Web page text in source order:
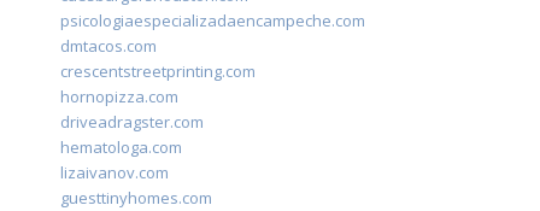
psicologiaespecializadaencampeche.com
dmtacos.com
crescentstreetprinting.com
hornopizza.com
driveadragster.com
hematologa.com
lizaivanov.com
guesttinyhomes.com